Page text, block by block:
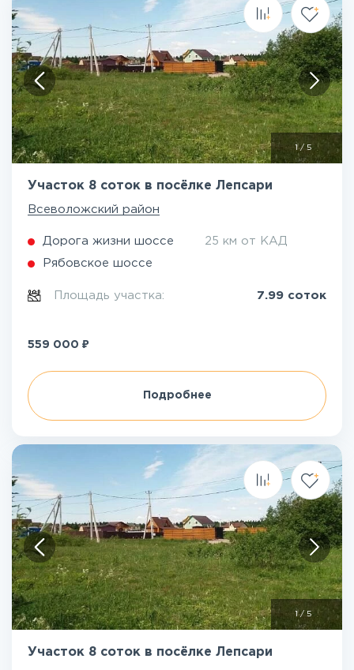
1/ 5
Участок 8 соток в посёлке Лепсари
Всеволожский район
Дорога жизни шоссе 25 км от КАД
Рябовское шоссе
Площадь участка: 7.99 соток
559 000 ₽
Подробнее
1/ 5
Участок 8 соток в посёлке Лепсари